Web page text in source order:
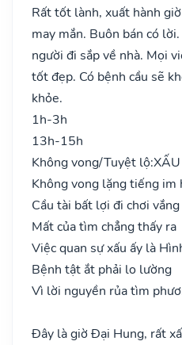
Rất tốt lành, xuất hành
may mắn. Buôn bán có
người đi sắp về nhà. Mọi
tốt đẹp. Có bệnh cầu sẽ
khỏe.
1h-3h
13h-15h
Không vong/Tuyệt lộ:XẤU
Không vong lặng tiếng im
Cầu tài bất lợi đi chơi
Mất của tìm chẳng thấy ra
Việc quan sự xấu ấy là
Bệnh tật ắt phải lo lường
Vì lời nguyền rủa tìm
Đây là giờ Đại Hung, rất